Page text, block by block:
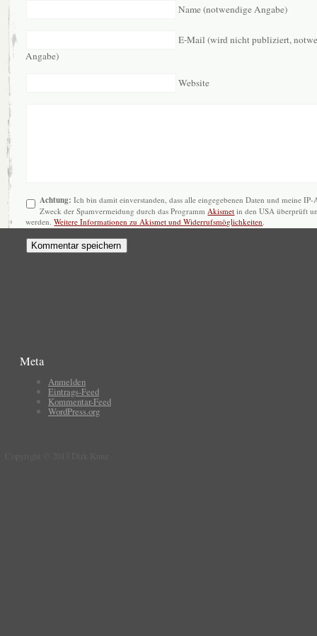
Name (notwendige Angabe)
E-Mail (wird nicht publiziert,
Angabe)
Website
Achtung: Ich bin damit einverstanden, dass alle eingegebenen Daten und meine IP-
Zweck der Spamvermeidung durch das ProgrammAkismet in den USA überprüft
werden.Weitere Informationen zu Akismet und Widerrufsmöglichkeiten.
Meta
Anmelden
Eintrags-Feed
Kommentar-Feed
WordPress.org